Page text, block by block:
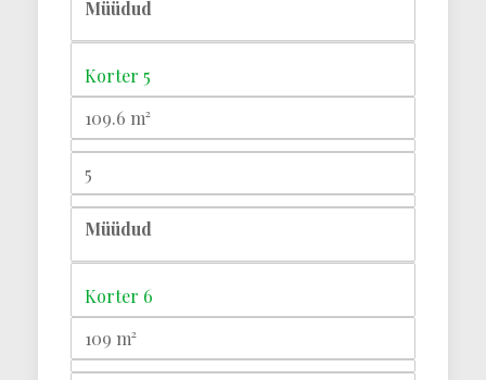
Müüdud
Korter 5
109.6 m²
5
Müüdud
Korter 6
109 m²